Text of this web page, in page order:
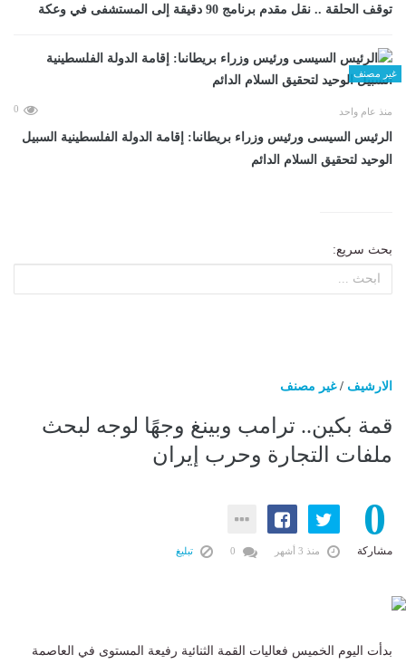
توقف الحلقة .. نقل مقدم برنامج 90 دقيقة إلى المستشفى في وعكة
غير مصنف
منذ عام واحد 0
الرئيس السيسى ورئيس وزراء بريطانىا: إقامة الدولة الفلسطينية السبيل
الوحيد لتحقيق السلام الدائم
بحث سريع:
الارشيف /غير مصنف
قمة بكين.. ترامب وبينغ وجهًا لوجه لبحث
ملفات التجارة وحرب إيران
0
مشاركة منذ 3 أشهر تبليغ
بدأت اليوم الخميس فعاليات القمة الثنائية رفيعة المستوى في العاصمة